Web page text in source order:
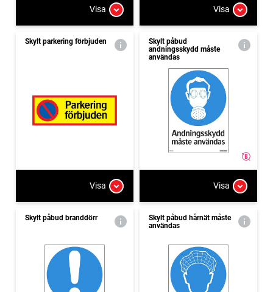
Visa Visa
Skylt parkering förbjuden
Visa
Skylt påbud
andningsskydd måste
användas
Visa
Skylt påbud branddörr
Skylt påbud hårnät måste
användas